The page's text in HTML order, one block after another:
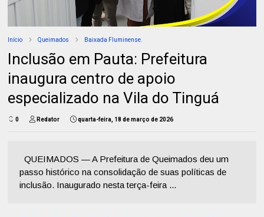
Início Queimados Baixada Fluminense.
Inclusão em Pauta: Prefeitura
inaugura centro de apoio
especializado na Vila do Tinguá
0 Redator quarta-feira, 18 de março de 2026
QUEIMADOS — A Prefeitura de Queimados deu um
passo histórico na consolidação de suas políticas de
inclusão. Inaugurado nesta terça-feira ...